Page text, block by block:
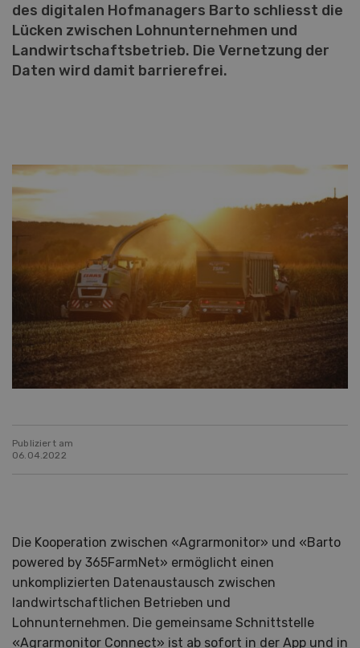
des digitalen Hofmanagers Barto schliesst die
Lücken zwischen Lohnunternehmen und
Landwirtschaftsbetrieb. Die Vernetzung der
Daten wird damit barrierefrei.
Publiziert am
06.04.2022
Die Kooperation zwischen «Agrarmonitor» und «Barto
powered by 365FarmNet» ermöglicht einen
unkomplizierten Datenaustausch zwischen
landwirtschaftlichen Betrieben und
Lohnunternehmen. Die gemeinsame Schnittstelle
«Agrarmonitor Connect» ist ab sofort in der App und in